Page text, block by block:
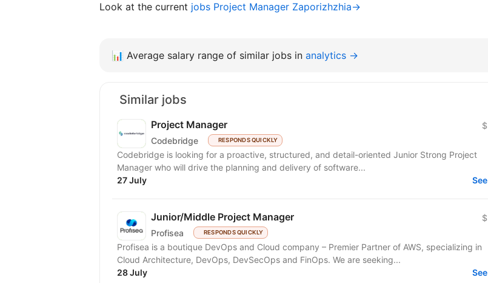
Look at the current jobs Project Manager Zaporizhzhia→
📊 Average salary range of similar jobs in analytics →
Similar jobs
Project Manager
Codebridge RESPONDS QUICKLY
$
Codebridge is looking for a proactive, structured, and detail-oriented Junior Strong Project
Manager who will drive the planning and delivery of software...
27 July
See
Junior/Middle Project Manager
Profisea RESPONDS QUICKLY
$
Profisea is a boutique DevOps and Cloud company – Premier Partner of AWS, specializing in
Cloud Architecture, DevOps, DevSecOps and FinOps. We are seeking...
28 July
See